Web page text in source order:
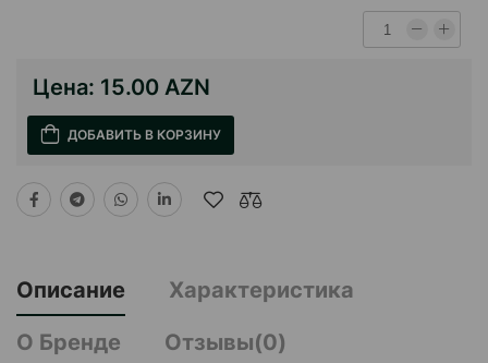
Цена: 15.00 AZN
ДОБАВИТЬ В КОРЗИНУ
Описание
Характеристика
О Бренде
Отзывы(0)